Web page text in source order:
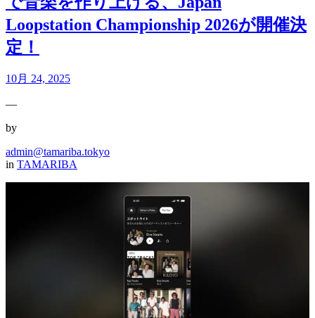
Loopstation Championship 2026が開催決
定！
10月 24, 2025
—
by
admin@tamariba.tokyo
in TAMARIBA